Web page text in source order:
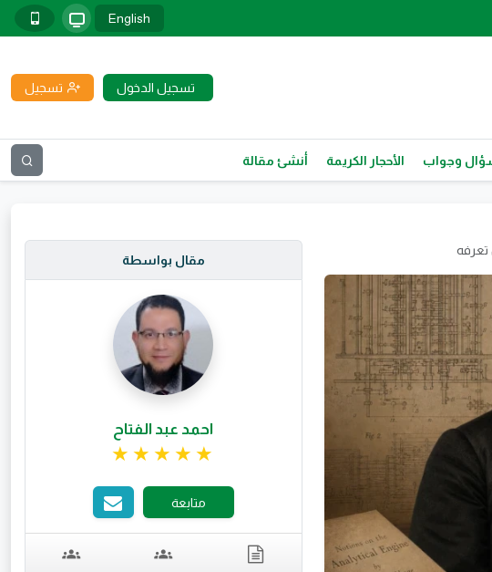
English
تسجيل الدخول تسجيل
وجواب الأحجار الكريمة أنشئ مقالة
تعرفه
مقال بواسطة
احمد عبد الفتاح
تقييم 4.99 من 5.
متابعة